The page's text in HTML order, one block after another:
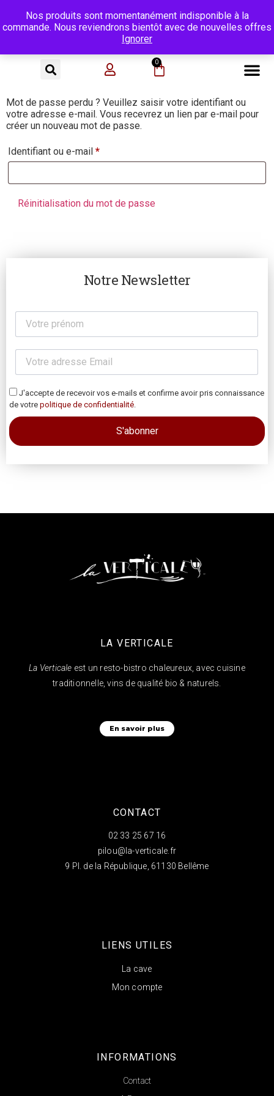
0
Mot de passe perdu ? Veuillez saisir votre identifiant ou
votre adresse e-mail. Vous recevrez un lien par e-mail pour
créer un nouveau mot de passe.
Identifiant ou e-mail *
Réinitialisation du mot de passe
Notre Newsletter
J'accepte de recevoir vos e-mails et confirme avoir pris connaissance
de votre politique de confidentialité.
LA VERTICALE
La Verticale est un resto-bistro chaleureux, avec cuisine
traditionnelle, vins de qualité bio & naturels.
En savoir plus
CONTACT
02 33 25 67 16
pilou@la-verticale.fr
9 Pl. de la République, 61130 Bellême
LIENS UTILES
La cave
Mon compte
INFORMATIONS
Contact
Nos produits sont momentanément indisponible à la
commande. Nous reviendrons bientôt avec de nouvelles offres
Ignorer